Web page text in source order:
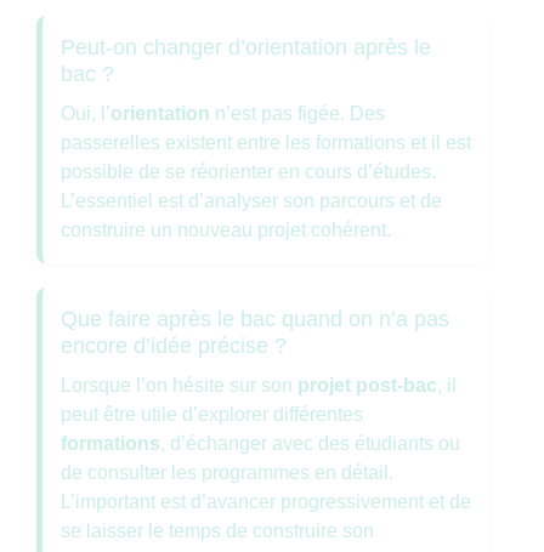
Peut-on changer d’orientation après le
bac ?
Oui, l’orientation n’est pas figée. Des
passerelles existent entre les formations et il est
possible de se réorienter en cours d’études.
L’essentiel est d’analyser son parcours et de
construire un nouveau projet cohérent.
Que faire après le bac quand on n’a pas
encore d’idée précise ?
Lorsque l’on hésite sur son projet post-bac, il
peut être utile d’explorer différentes
formations, d’échanger avec des étudiants ou
de consulter les programmes en détail.
L’important est d’avancer progressivement et de
se laisser le temps de construire son